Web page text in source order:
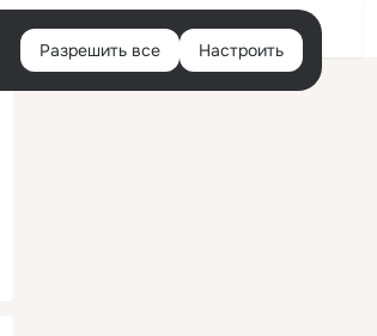
Войти
Разрешить все Настроить